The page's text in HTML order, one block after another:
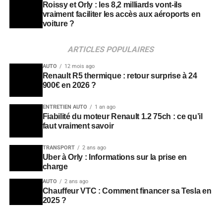
Roissy et Orly : les 8,2 milliards vont-ils
vraiment faciliter les accès aux aéroports en
voiture ?
ARTICLES POPULAIRES
AUTO 12 mois ago
Renault R5 thermique : retour surprise à 24
900€ en 2026 ?
ENTRETIEN AUTO 1 an ago
Fiabilité du moteur Renault 1.2 75ch : ce qu’il
faut vraiment savoir
TRANSPORT 2 ans ago
Uber à Orly : Informations sur la prise en
charge
AUTO 2 ans ago
Chauffeur VTC : Comment financer sa Tesla en
2025 ?